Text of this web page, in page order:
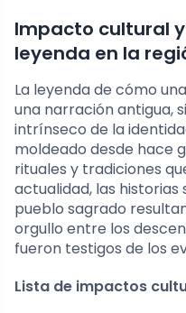
Impacto cultural
leyenda en la
La leyenda de cómo
una narración antigua,
intrínseco de la
moldeado desde hace
rituales y tradiciones
actualidad, las
pueblo sagrado
orgullo entre los
fueron testigos de los
Lista de impactos